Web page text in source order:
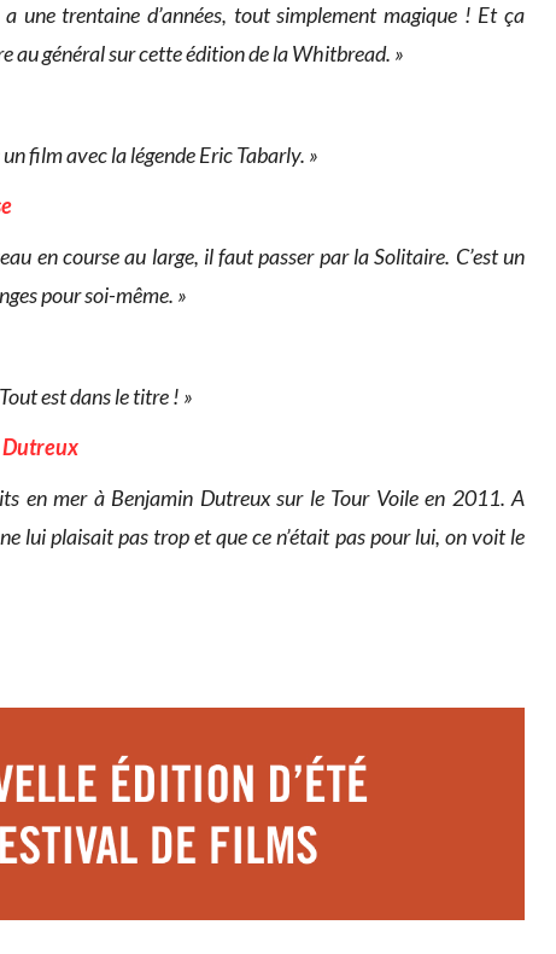
une trentaine d’années, tout simplement magique ! Et ça
au général sur cette édition de la Whitbread. »
film avec la légende Eric Tabarly. »
en course au large, il faut passer par la Solitaire. C’est un
pour soi-même. »
est dans le titre ! »
Dutreux
en mer à Benjamin Dutreux sur le Tour Voile en 2011. A
lui plaisait pas trop et que ce n’était pas pour lui, on voit le